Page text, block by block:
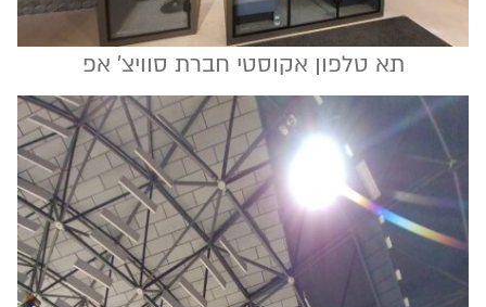
תא טלפון אקוסטי חברת סוויצ' אפ